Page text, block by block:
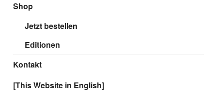
Shop
Jetzt bestellen
Editionen
Kontakt
[This Website in English]